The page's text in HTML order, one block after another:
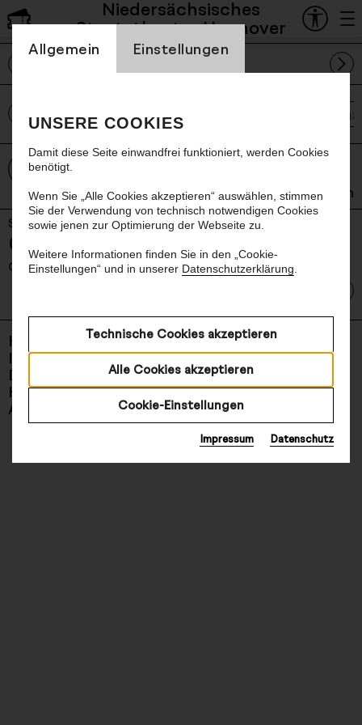
Einstellung Cookienbanner
Allgemein
Einstellungen
UNSERE COOKIES
Damit diese Seite einwandfrei funktioniert, werden Cookies
benötigt.
Wenn Sie „Alle Cookies akzeptieren“ auswählen, stimmen
Sie der Verwendung von technisch notwendigen Cookies
sowie jenen zur Optimierung der Webseite zu.
Weitere Informationen finden Sie in den „Cookie-
Einstellungen“ und in unserer Datenschutzerklärung
Technische Cookies akzeptieren
Alle Cookies akzeptieren
Cookie-Einstellungen
Impressum Datenschutz
Niedersächsisches
Staatstheater Hannover
Spielplan und Tickets
Der Vorverkauf der Spielzeit 26/27 läuft.
Der Vorverkauf des Programms im
Schauspielhaus, im Ballhof und von
Sonderveranstaltungen beginnt in der Regel
jeden letzten Freitag eines Monats für den
übernächsten Monat.
mehr anzeigen
Sa
03
Okt
Schauspiel
20:00 Uhr, Cumberlandsche Bühne
Universen
Kontakt
Newsletter
Impressum
AGB
Datenschutz
Cookies
Hinweisgebende
Barrierefreiheit
Abo kündigen